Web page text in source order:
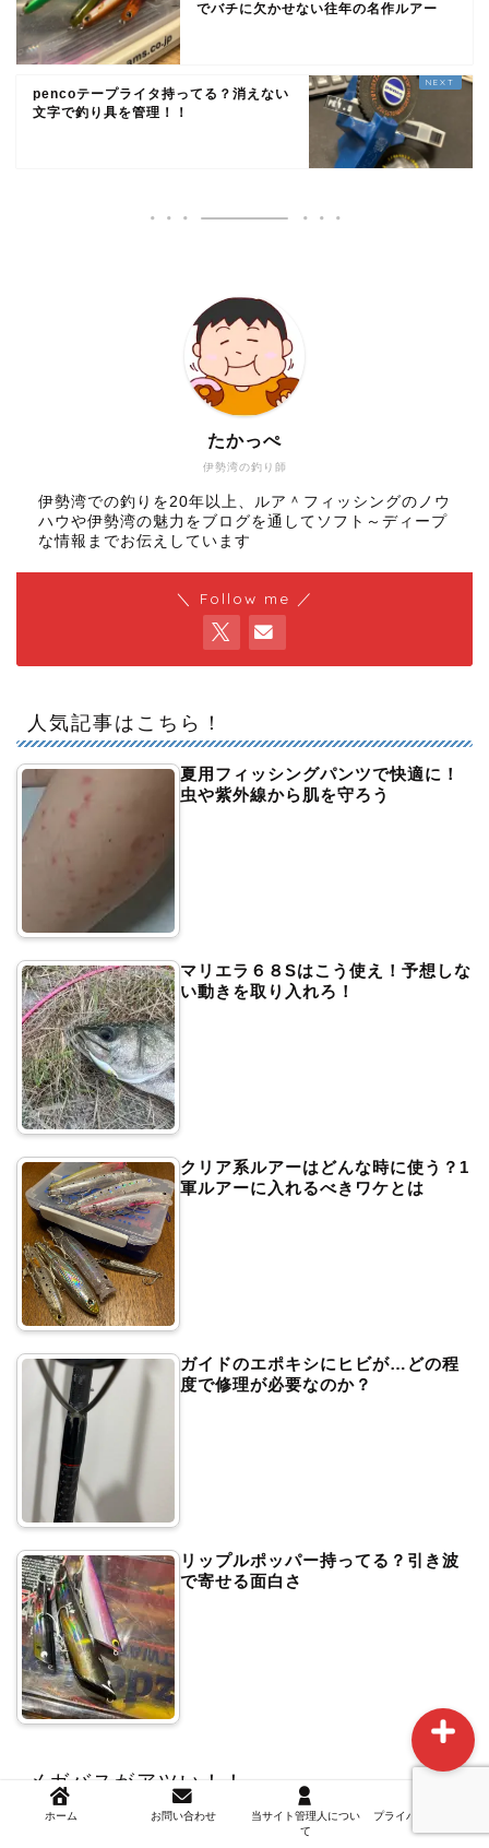
でバチに欠かせない往年の名作ルアー
pencoテープライタ持ってる？消えない
文字で釣り具を管理！！
伊勢湾の釣り師
たかっぺ
伊勢湾での釣りを20年以上、ルア＾フィッシングのノウ
ハウや伊勢湾の魅力をブログを通してソフト～ディープ
な情報までお伝えしています
＼ Follow me ／
人気記事はこちら！
夏用フィッシングパンツで快適に！
虫や紫外線から肌を守ろう
マリエラ６８Sはこう使え！予想しな
い動きを取り入れろ！
クリア系ルアーはどんな時に使う？1
軍ルアーに入れるべきワケとは
ガイドのエポキシにヒビが…どの程
度で修理が必要なのか？
リップルポッパー持ってる？引き波
で寄せる面白さ
メガバスがアツい！！
ホーム お問い合わせ
当サイト管理人につい
て
プライバシーポリシー
お問い合わせ
当サイト管理人について